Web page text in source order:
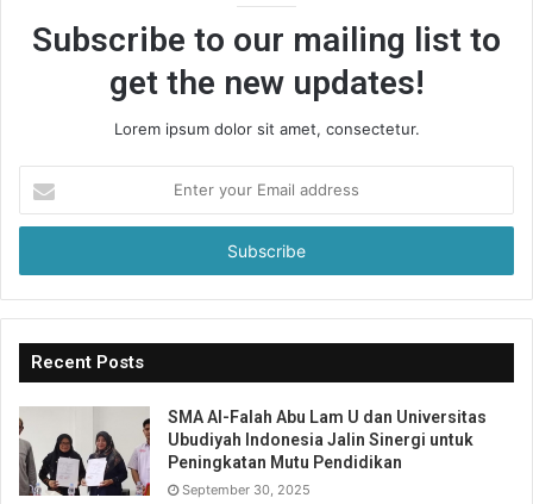
Subscribe to our mailing list to
get the new updates!
Lorem ipsum dolor sit amet, consectetur.
your
Email
Recent Posts
SMA Al-Falah Abu Lam U dan Universitas
Ubudiyah Indonesia Jalin Sinergi untuk
Peningkatan Mutu Pendidikan
September 30, 2025